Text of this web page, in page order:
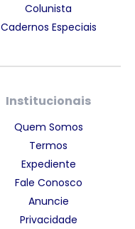
Colunista
Cadernos Especiais
Institucionais
Quem Somos
Termos
Expediente
Fale Conosco
Anuncie
Privacidade